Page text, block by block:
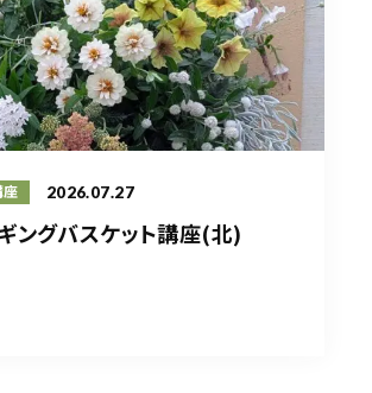
座 2026.07.27
ングバスケット講座(北)